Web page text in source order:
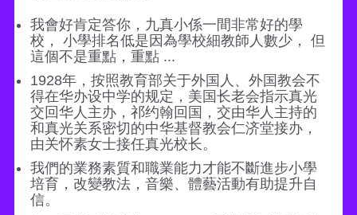
我會好肯定答你，九真小係一間非常好的學
校， 小學排名低是因為學校細教師人數少， 但
這個不是重點，重點 ...
1928年，按照教育部关于外国人、外国教会不
得在华办设中学的规定，美国长老会指示真光
交回华人主办，祁约翰回国，交由华人主持的
和真光关系密切的中华基督教会仁济堂接办，
由关怀素女士接任真光校长。
我們的業務素質和職業能力才能不斷進步小學
培育，改變教法，音樂、體藝活動有助提升自
信。